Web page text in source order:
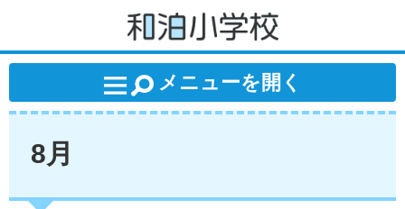
和泊小学校
メニューを開く
8月